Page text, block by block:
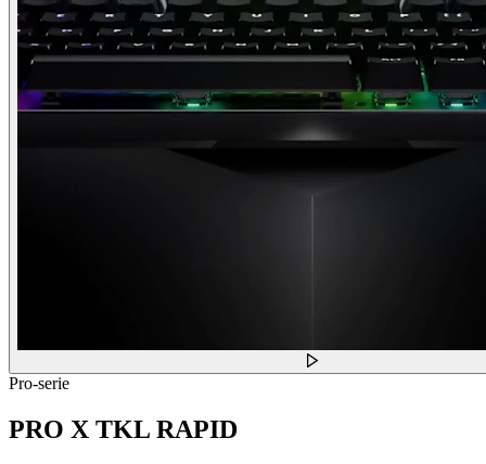
Pro-serie
PRO X TKL RAPID